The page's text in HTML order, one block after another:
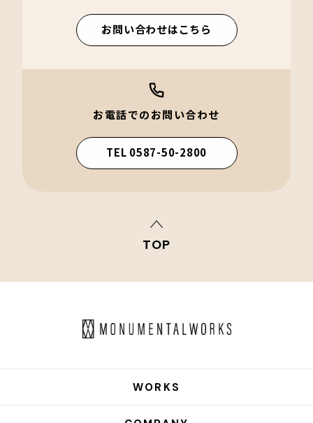
お問い合わせはこちら
お電話でのお問い合わせ
TEL 0587-50-2800
TOP
WORKS